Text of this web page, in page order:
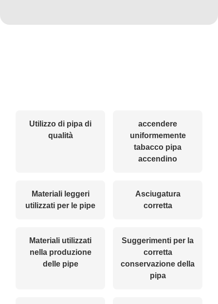
Utilizzo di pipa di
qualità
accendere
uniformemente
tabacco pipa
accendino
Materiali leggeri
utilizzati per le pipe
Asciugatura
corretta
Materiali utilizzati
nella produzione
delle pipe
Suggerimenti per la
corretta
conservazione della
pipa